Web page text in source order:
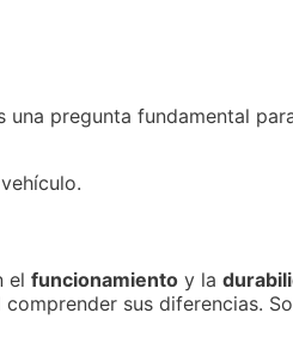
una pregunta fundamental
el funcionamiento y la
sus diferencias.